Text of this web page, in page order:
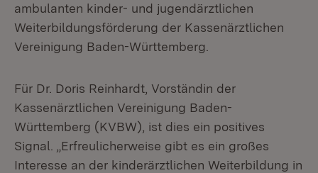
ambulanten kinder- und jugendärztlichen
Weiterbildungsförderung der Kassenärztlichen
Vereinigung Baden-Württemberg.
Für Dr. Doris Reinhardt, Vorständin der
Kassenärztlichen Vereinigung Baden-
Württemberg (KVBW), ist dies ein positives
Signal. „Erfreulicherweise gibt es ein großes
Interesse an der kinderärztlichen Weiterbildung in